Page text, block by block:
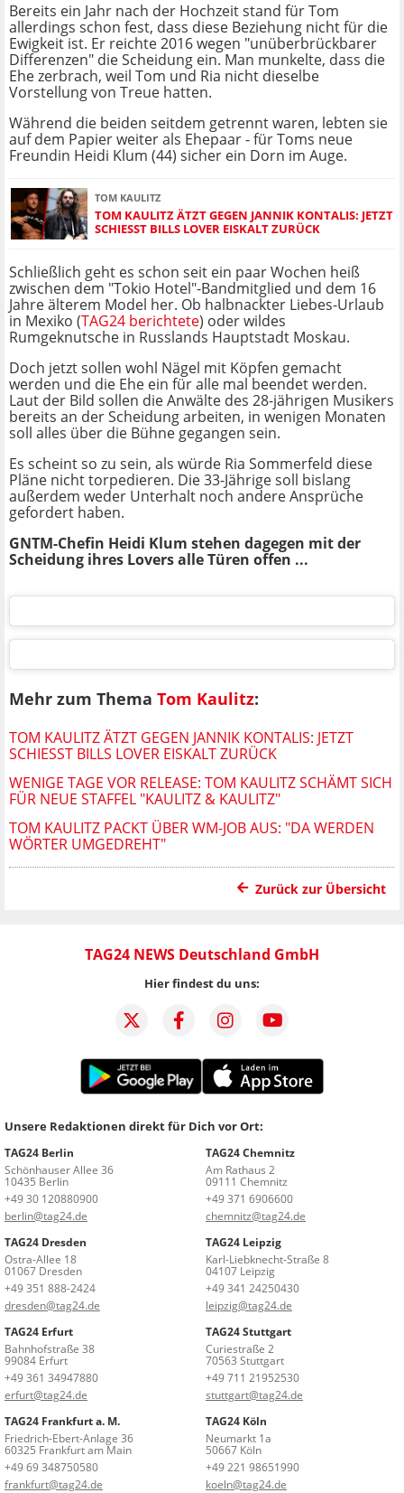
Bereits ein Jahr nach der Hochzeit stand für Tom
allerdings schon fest, dass diese Beziehung nicht für die
Ewigkeit ist. Er reichte 2016 wegen "unüberbrückbarer
Differenzen" die Scheidung ein. Man munkelte, dass die
Ehe zerbrach, weil Tom und Ria nicht dieselbe
Vorstellung von Treue hatten.
Während die beiden seitdem getrennt waren, lebten sie
auf dem Papier weiter als Ehepaar - für Toms neue
Freundin Heidi Klum (44) sicher ein Dorn im Auge.
TOM KAULITZ
TOM KAULITZ ÄTZT GEGEN JANNIK KONTALIS: JETZT
SCHIESST BILLS LOVER EISKALT ZURÜCK
Schließlich geht es schon seit ein paar Wochen heiß
zwischen dem "Tokio Hotel"-Bandmitglied und dem 16
Jahre älterem Model her. Ob halbnackter Liebes-Urlaub
in Mexiko (TAG24 berichtete) oder wildes
Rumgeknutsche in Russlands Hauptstadt Moskau.
Doch jetzt sollen wohl Nägel mit Köpfen gemacht
werden und die Ehe ein für alle mal beendet werden.
Laut der Bild sollen die Anwälte des 28-jährigen Musikers
bereits an der Scheidung arbeiten, in wenigen Monaten
soll alles über die Bühne gegangen sein.
Es scheint so zu sein, als würde Ria Sommerfeld diese
Pläne nicht torpedieren. Die 33-Jährige soll bislang
außerdem weder Unterhalt noch andere Ansprüche
gefordert haben.
GNTM-Chefin Heidi Klum stehen dagegen mit der
Scheidung ihres Lovers alle Türen offen ...
Mehr zum Thema Tom Kaulitz:
TOM KAULITZ ÄTZT GEGEN JANNIK KONTALIS: JETZT
SCHIESST BILLS LOVER EISKALT ZURÜCK
WENIGE TAGE VOR RELEASE: TOM KAULITZ SCHÄMT SICH
FÜR NEUE STAFFEL "KAULITZ & KAULITZ"
TOM KAULITZ PACKT ÜBER WM-JOB AUS: "DA WERDEN
WÖRTER UMGEDREHT"
Zurück zur Übersicht
TAG24 NEWS Deutschland GmbH
Hier findest du uns:
Unsere Redaktionen direkt für Dich vor Ort:
TAG24 Berlin
Schönhauser Allee 36
10435 Berlin
+49 30 120880900
berlin@tag24.de
TAG24 Chemnitz
Am Rathaus 2
09111 Chemnitz
+49 371 6906600
chemnitz@tag24.de
TAG24 Dresden
Ostra-Allee 18
01067 Dresden
+49 351 888-2424
dresden@tag24.de
TAG24 Leipzig
Karl-Liebknecht-Straße 8
04107 Leipzig
+49 341 24250430
leipzig@tag24.de
TAG24 Erfurt
Bahnhofstraße 38
99084 Erfurt
+49 361 34947880
erfurt@tag24.de
TAG24 Stuttgart
Curiestraße 2
70563 Stuttgart
+49 711 21952530
stuttgart@tag24.de
TAG24 Frankfurt a. M.
Friedrich-Ebert-Anlage 36
60325 Frankfurt am Main
+49 69 348750580
frankfurt@tag24.de
TAG24 Köln
Neumarkt 1a
50667 Köln
+49 221 98651990
koeln@tag24.de